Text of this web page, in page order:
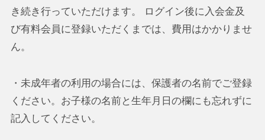
き続き行っていただけます。 ログイン後に入会金及
び有料会員に登録いただくまでは、費用はかかりませ
ん。
・未成年者の利用の場合には、保護者の名前でご登録
ください。お子様の名前と生年月日の欄にも忘れずに
記入してください。